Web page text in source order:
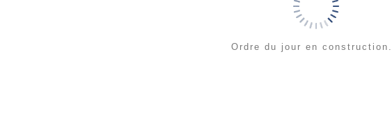
Ordre du jour en